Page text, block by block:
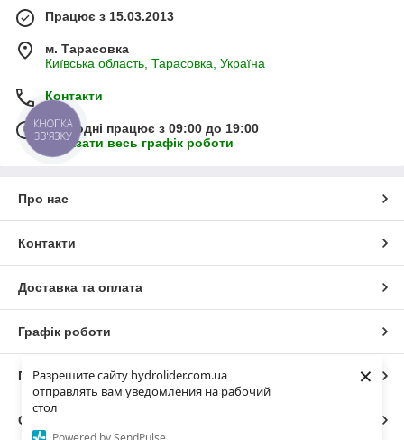
Разрешите сайту hydrolider.com.ua
отправлять вам уведомления на рабочий
стол
×
Працює з 15.03.2013
м. Тарасовка
Київська область, Тарасовка, Україна
Контакти
Сьогодні працює з 09:00 до 19:00
Показати весь графік роботи
Про нас
Контакти
Доставка та оплата
Графік роботи
Повна версія сайту
Сайт створено на маркетплейсі
КНОПКА
ЗВ'ЯЗКУ